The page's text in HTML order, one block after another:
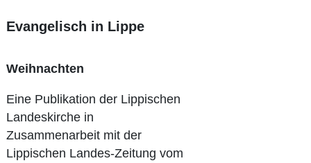
Evangelisch in Lippe
Weihnachten
Eine Publikation der Lippischen
Landeskirche in
Zusammenarbeit mit der
Lippischen Landes-Zeitung vom